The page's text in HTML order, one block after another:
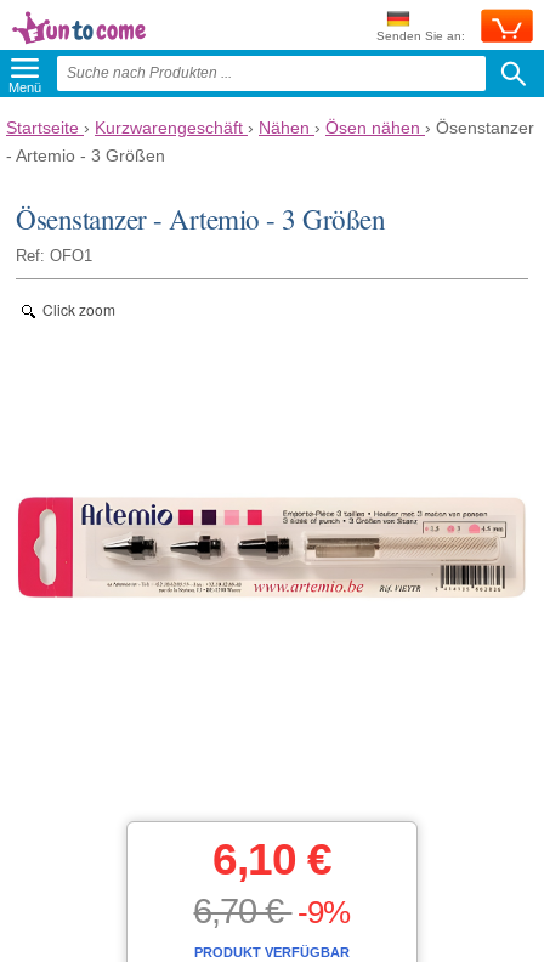
Senden Sie an:
Menü
Startseite › Kurzwarengeschäft › Nähen › Ösen nähen › Ösenstanzer
- Artemio - 3 Größen
Ösenstanzer - Artemio - 3 Größen
Ref: OFO1
Click zoom
6,10 €
6,70 €-9%
PRODUKT VERFÜGBAR